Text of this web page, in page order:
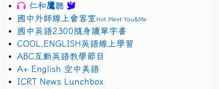
仁和鷹聽
國中外師線上會客室Hot Meet You&Me
國中英語2300隨身讀單字書
COOL.ENGLISH英語線上學習
ABC互動英語教學節目
A+ English 空中美語
ICRT News Lunchbox